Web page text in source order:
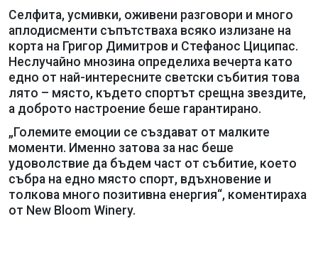
Селфита, усмивки, оживени разговори и много
аплодисменти съпътстваха всяко излизане на
корта на Григор Димитров и Стефанос Циципас.
Неслучайно мнозина определиха вечерта като
едно от най-интересните светски събития това
лято – място, където спортът срещна звездите,
а доброто настроение беше гарантирано.
„Големите емоции се създават от малките
моменти. Именно затова за нас беше
удоволствие да бъдем част от събитие, което
събра на едно място спорт, вдъхновение и
толкова много позитивна енергия“, коментираха
от New Bloom Winery.